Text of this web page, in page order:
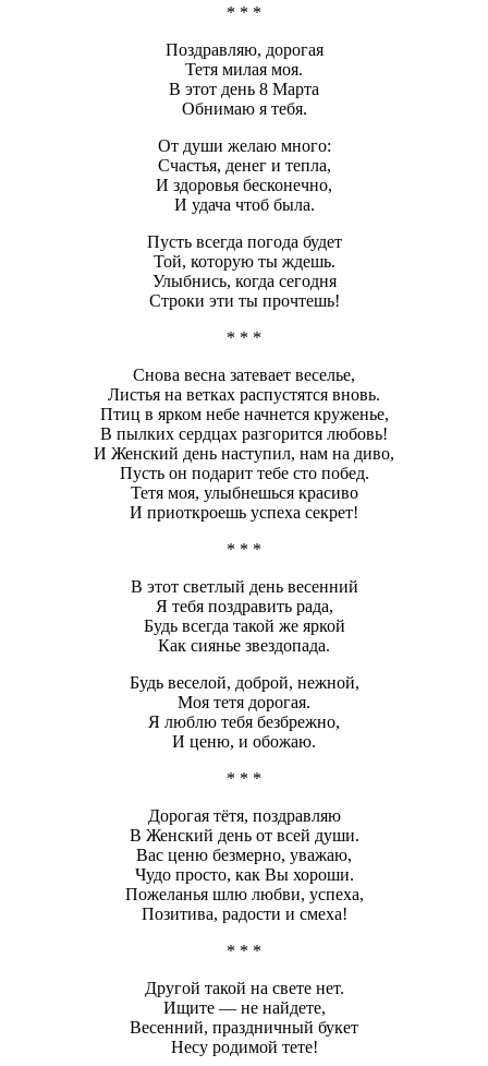
* * *
Поздравляю, дорогая
Тетя милая моя.
В этот день 8 Марта
Обнимаю я тебя.
От души желаю много:
Счастья, денег и тепла,
И здоровья бесконечно,
И удача чтоб была.
Пусть всегда погода будет
Той, которую ты ждешь.
Улыбнись, когда сегодня
Строки эти ты прочтешь!
* * *
Снова весна затевает веселье,
Листья на ветках распустятся вновь.
Птиц в ярком небе начнется круженье,
В пылких сердцах разгорится любовь!
И Женский день наступил, нам на диво,
Пусть он подарит тебе сто побед.
Тетя моя, улыбнешься красиво
И приоткроешь успеха секрет!
* * *
В этот светлый день весенний
Я тебя поздравить рада,
Будь всегда такой же яркой
Как сиянье звездопада.
Будь веселой, доброй, нежной,
Моя тетя дорогая.
Я люблю тебя безбрежно,
И ценю, и обожаю.
* * *
Дорогая тётя, поздравляю
В Женский день от всей души.
Вас ценю безмерно, уважаю,
Чудо просто, как Вы хороши.
Пожеланья шлю любви, успеха,
Позитива, радости и смеха!
* * *
Другой такой на свете нет.
Ищите — не найдете,
Весенний, праздничный букет
Несу родимой тете!